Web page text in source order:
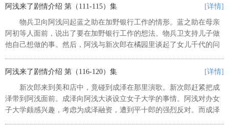
年轻女性来应聘。 ...
阿浅来了剧情介绍 第（111-115）集 [详情]
物兵卫向阿浅问起蓝之助在加野银行工作的情形。蓝之助在母亲
阿初等人面前，说出了要在加野银行工作的想法。物兵卫支持儿子做
他自己想做的事。然后，阿浅与新次郎在橘园里谈起了女儿千代的问
阿浅来了剧情介绍 第（116-120）集 [详情]
新次郎来到美和店中，竟碰到成泽在那里演歌。新次郎赶紧把成
泽带到阿浅面前。成泽向阿浅大谈设立女子大学的事情。阿浅对办女
子大学颇感兴趣，考虑为成泽融资，遭到平十郎的强烈反对。而成泽